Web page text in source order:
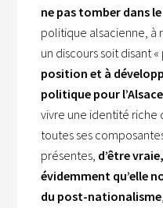
ne pas tomber dans
politique alsacienne, à
un discours soit disant
position et à
politique pour l’Alsace
vivre une identité riche
toutes ses
présentes, d’être
évidemment qu’elle
du post-nationalisme